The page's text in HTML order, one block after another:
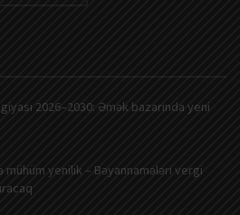
2026–2030: Əmək bazarında yeni
mühüm yenilik – Bəyannamələri vergi